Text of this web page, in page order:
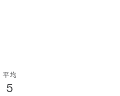
平均
5